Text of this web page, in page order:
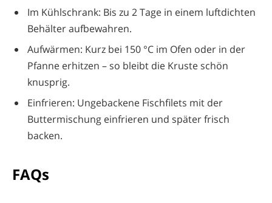
Im Kühlschrank: Bis zu 2 Tage in einem luftdichten
Behälter aufbewahren.
Aufwärmen: Kurz bei 150 °C im Ofen oder in der
Pfanne erhitzen – so bleibt die Kruste schön
knusprig.
Einfrieren: Ungebackene Fischfilets mit der
Buttermischung einfrieren und später frisch
backen.
FAQs